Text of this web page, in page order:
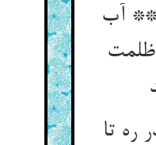
** آب
ظلمت
ره تا